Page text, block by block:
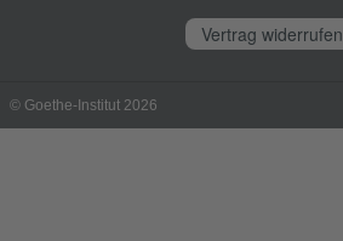
Vertrag widerrufen
© Goethe-Institut 2026